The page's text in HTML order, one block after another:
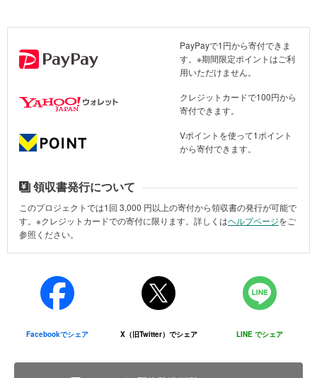
視察のようす（2026年6月30日、薩摩川内市内）
PayPayで1円から寄付できま
す。※期間限定ポイントはご利
用いただけません。
クレジットカードで100円から
寄付できます。
Vポイントを使って1ポイント
から寄付できます。
領収書発行について
このプロジェクトでは1回 3,000 円以上の寄付から領収書の発行が可能で
す。※クレジットカードでの寄付に限ります。詳しくはヘルプページをご
参照ください。
Facebookでシェア X（旧Twitter）でシェア LINE でシェア